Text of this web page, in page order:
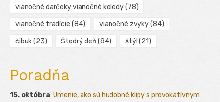
vianočné darčeky vianočné koledy(78)
vianočné tradície (84) vianočné zvyky(84)
čibuk(23) Štedrý deň(84) štýl (21)
Poradňa
15. októbra: Umenie, ako sú hudobné klipy s provokatívnym